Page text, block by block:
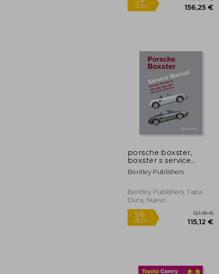
5%
dcto.
porsche boxster,
boxster s service
manual: 1997, 1998,
1999, 2000, 2001,
liter, 2.7 liter, 3.2 liter
engines (en Inglés)
Bentley Publishers
Bentley Publishers, Tapa
Dura, Nuevo